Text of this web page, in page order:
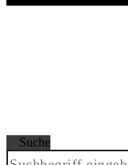
Suche